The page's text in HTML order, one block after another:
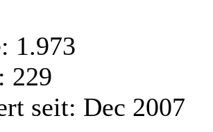
1.973
229
seit: Dec 2007